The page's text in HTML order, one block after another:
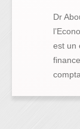
Dr
est un